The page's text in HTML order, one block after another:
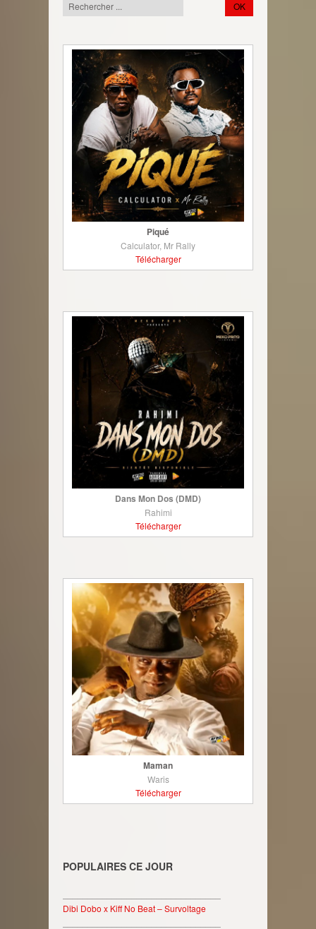
Piqué
Calculator, Mr Rally
Télécharger
Dans Mon Dos (DMD)
Rahimi
Télécharger
Maman
Waris
Télécharger
POPULAIRES CE JOUR
Dibi Dobo x Kiff No Beat – Survoltage